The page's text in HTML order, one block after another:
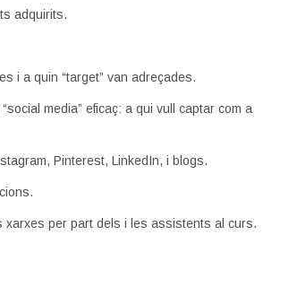
adquirits.
i a quin “target” van adreçades.
media” eficaç: a qui vull captar com a
Pinterest, LinkedIn, i blogs.
xarxes per part dels i les assistents al curs.